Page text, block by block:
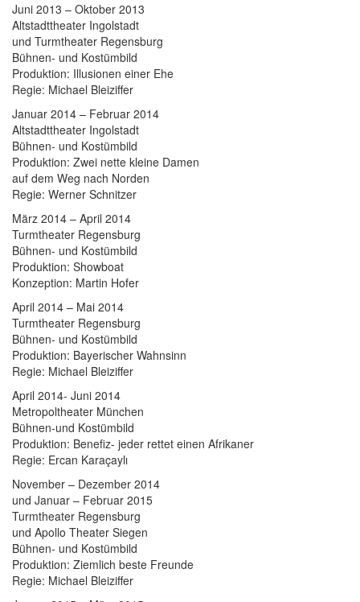
Juni 2013 – Oktober 2013
Altstadttheater Ingolstadt
und Turmtheater Regensburg
Bühnen- und Kostümbild
Produktion: Illusionen einer Ehe
Regie: Michael Bleiziffer
Januar 2014 – Februar 2014
Altstadttheater Ingolstadt
Bühnen- und Kostümbild
Produktion: Zwei nette kleine Damen
auf dem Weg nach Norden
Regie: Werner Schnitzer
März 2014 – April 2014
Turmtheater Regensburg
Bühnen- und Kostümbild
Produktion: Showboat
Konzeption: Martin Hofer
April 2014 – Mai 2014
Turmtheater Regensburg
Bühnen- und Kostümbild
Produktion: Bayerischer Wahnsinn
Regie: Michael Bleiziffer
April 2014- Juni 2014
Metropoltheater München
Bühnen-und Kostümbild
Produktion: Benefiz- jeder rettet einen Afrikaner
Regie: Ercan Karaçaylı
November – Dezember 2014
und Januar – Februar 2015
Turmtheater Regensburg
und Apollo Theater Siegen
Bühnen- und Kostümbild
Produktion: Ziemlich beste Freunde
Regie: Michael Bleiziffer